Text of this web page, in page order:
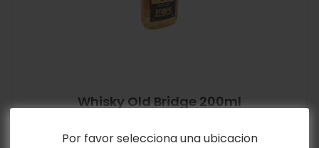
Por favor selecciona una ubicacion
Whisky Old Bridge 200ml
$1.50